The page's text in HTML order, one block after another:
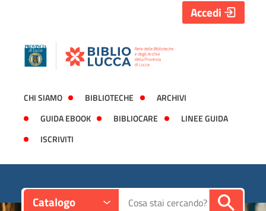
CHI SIAMO BIBLIOTECHE
ARCHIVI
GUIDA EBOOK
BIBLIOCARE
LINEE GUIDA
ISCRIVITI
Accedi
Catalogo Cerca su "Catalogo"